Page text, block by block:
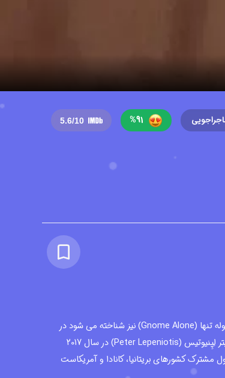
91
%
5.6/10
کارتون جن در خانه که با نام های گنوم تنها یا کوتوله تنها (Gnome Alone) نیز شناخته می شود در
سبک فانتزی - کمدی - ماجراجویی به کارگردانی پیتر لِپِنیوتیس (Peter Lepeniotis) در سال 2017
کشورهای بریتانیا، کانادا و آمریکاست